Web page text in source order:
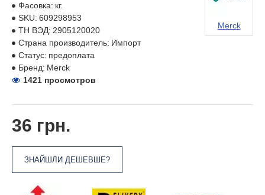
36 грн.
ЗНАЙШЛИ ДЕШЕВШЕ?
Фасовка: кг.
SKU: 609298953
ТН ВЭД: 2905120020
Страна производитель: Импорт
Статус: предоплата
Бренд: Merck
Merck
1421 просмотров